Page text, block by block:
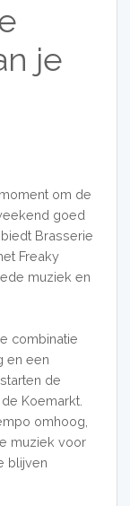
je
om de
goed
Brasserie
Freaky
muziek en
combinatie
en een
de
Koemarkt.
omhoog,
muziek voor
blijven